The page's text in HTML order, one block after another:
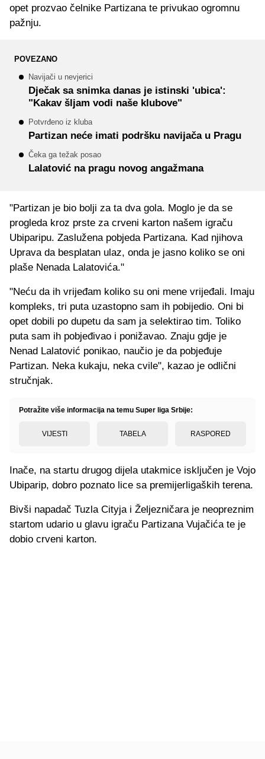
opet prozvao čelnike Partizana te privukao ogromnu
pažnju.
POVEZANO
Navijači u nevjerici
Dječak sa snimka danas je istinski 'ubica':
"Kakav šljam vodi naše klubove"
Potvrđeno iz kluba
Partizan neće imati podršku navijača u Pragu
Čeka ga težak posao
Lalatović na pragu novog angažmana
"Partizan je bio bolji za ta dva gola. Moglo je da se
progleda kroz prste za crveni karton našem igraču
Ubiparipu. Zaslužena pobjeda Partizana. Kad njihova
Uprava da besplatan ulaz, onda je jasno koliko se oni
plaše Nenada Lalatovića."
"Neću da ih vrijeđam koliko su oni mene vrijeđali. Imaju
kompleks, tri puta uzastopno sam ih pobijedio. Oni bi
opet dobili po dupetu da sam ja selektirao tim. Toliko
puta sam ih pobjeđivao i ponižavao. Znaju gdje je
Nenad Lalatović ponikao, naučio je da pobjeđuje
Partizan. Neka kukaju, neka cvile", kazao je odlični
stručnjak.
Potražite više informacija na temu Super liga Srbije:
VIJESTI TABELA RASPORED
Inače, na startu drugog dijela utakmice isključen je Vojo
Ubiparip, dobro poznato lice sa premijerligaških terena.
Bivši napadač Tuzla Cityja i Željezničara je neopreznim
startom udario u glavu igraču Partizana Vujačića te je
dobio crveni karton.